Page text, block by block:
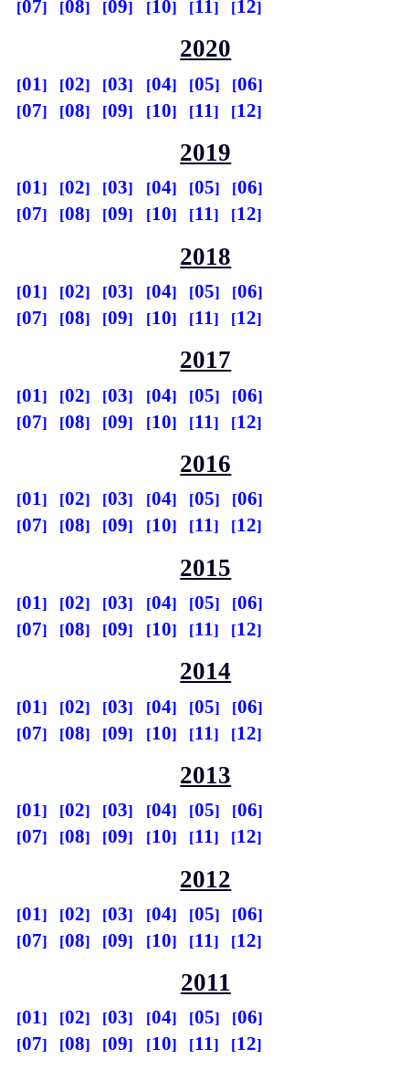
07 08 09 10 11 12
2020
01 02 03 04 05
06
07
08 09 10 11 12
2019
01 02 03 04 05
06
07
08 09 10 11 12
2018
01 02 03 04 05
06
07
08 09 10 11 12
2017
01 02 03 04 05
06
07
08 09 10 11 12
2016
01 02 03 04 05
06
07
08 09 10 11 12
2015
01 02 03 04 05
06
07
08 09 10 11 12
2014
01 02 03 04 05
06
07
08 09 10 11 12
2013
01 02 03 04 05
06
07
08 09 10 11 12
2012
01 02 03 04 05
06
07
08 09 10 11 12
2011
01 02 03 04 05
06
07
08 09 10 11 12